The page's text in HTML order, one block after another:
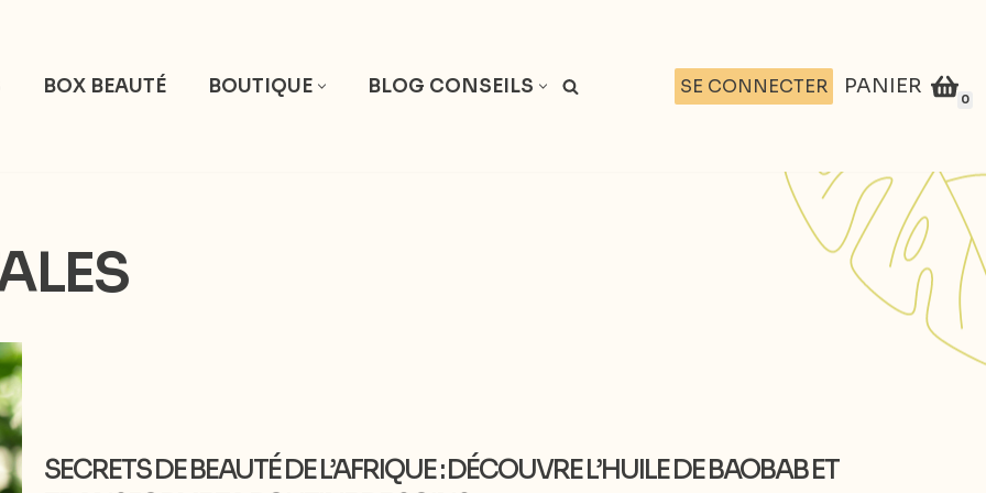
BOX BEAUTÉ BOUTIQUE BLOG CONSEILS SE CONNECTER PANIER
0
SECRETS DE BEAUTÉ DE L’AFRIQUE : DÉCOUVRE L’HUILE DE BAOBAB ET